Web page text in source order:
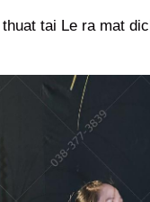
tai Le ra mat